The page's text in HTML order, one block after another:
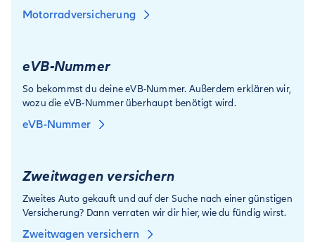
Motorradversicherung
eVB-Nummer
So bekommst du deine eVB-Nummer. Außerdem erklären wir,
wozu die eVB-Nummer überhaupt benötigt wird.
eVB-Nummer
Zweitwagen versichern
Zweites Auto gekauft und auf der Suche nach einer günstigen
Versicherung? Dann verraten wir dir hier, wie du fündig wirst.
Zweitwagen versichern